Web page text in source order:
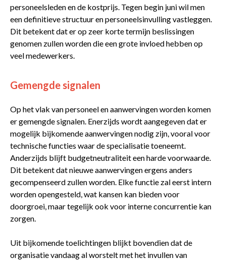
personeelsleden en de kostprijs. Tegen begin juni wil men
een definitieve structuur en personeelsinvulling vastleggen.
Dit betekent dat er op zeer korte termijn beslissingen
genomen zullen worden die een grote invloed hebben op
veel medewerkers.
Gemengde signalen
Op het vlak van personeel en aanwervingen worden komen
er gemengde signalen. Enerzijds wordt aangegeven dat er
mogelijk bijkomende aanwervingen nodig zijn, vooral voor
technische functies waar de specialisatie toeneemt.
Anderzijds blijft budgetneutraliteit een harde voorwaarde.
Dit betekent dat nieuwe aanwervingen ergens anders
gecompenseerd zullen worden. Elke functie zal eerst intern
worden opengesteld, wat kansen kan bieden voor
doorgroei, maar tegelijk ook voor interne concurrentie kan
zorgen.
Uit bijkomende toelichtingen blijkt bovendien dat de
organisatie vandaag al worstelt met het invullen van